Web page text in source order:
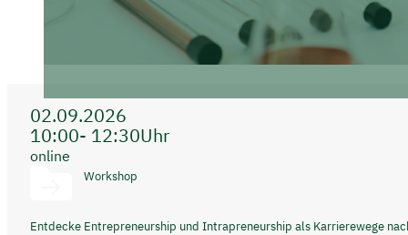
02.09.2026
10:00- 12:30Uhr
online
Workshop
Entdecke Entrepreneurship und Intrapreneurship als Karrierewege